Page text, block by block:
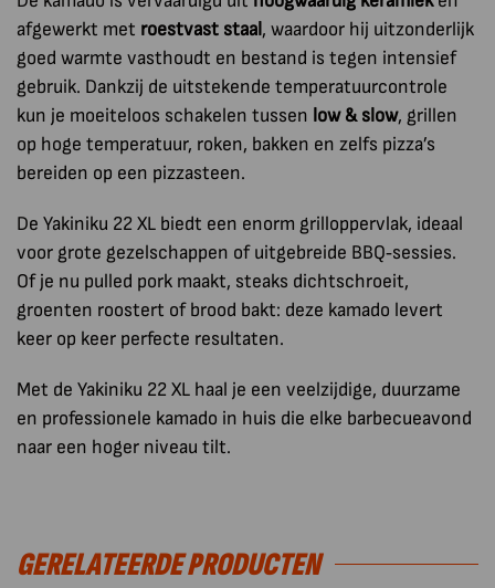
afgewerkt met roestvast staal , waardoor hij uitzonderlijk
goed warmte vasthoudt en bestand is tegen intensief
gebruik. Dankzij de uitstekende temperatuurcontrole
kun je moeiteloos schakelen tussen low & slow, grillen
op hoge temperatuur, roken, bakken en zelfs pizza’s
bereiden op een pizzasteen.
De Yakiniku 22 XL biedt een enorm grilloppervlak, ideaal
voor grote gezelschappen of uitgebreide BBQ‑sessies.
Of je nu pulled pork maakt, steaks dichtschroeit,
groenten roostert of brood bakt: deze kamado levert
keer op keer perfecte resultaten.
Met de Yakiniku 22 XL haal je een veelzijdige, duurzame
en professionele kamado in huis die elke barbecueavond
naar een hoger niveau tilt.
GERELATEERDE PRODUCTEN